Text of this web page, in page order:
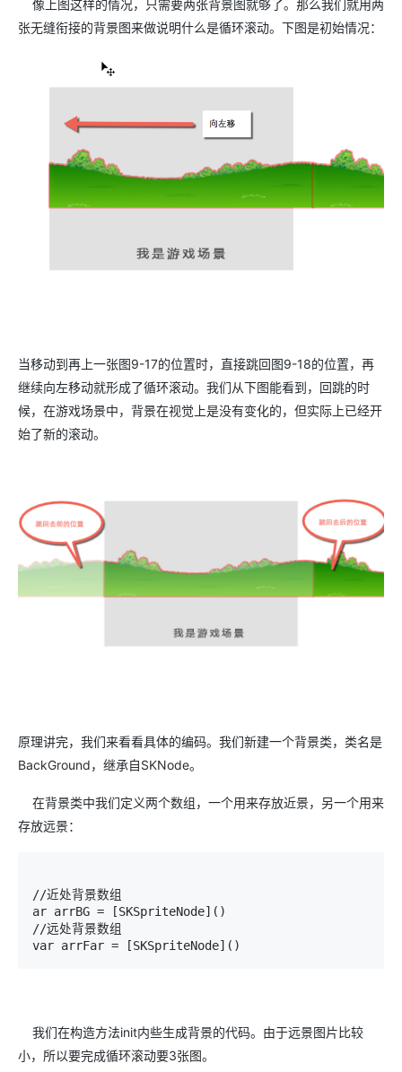
像上图这样的情况，只需要两张背景图就够了。那么我们就用两
张无缝衔接的背景图来做说明什么是循环滚动。下图是初始情况：
当移动到再上一张图9-17的位置时，直接跳回图9-18的位置，再
继续向左移动就形成了循环滚动。我们从下图能看到，回跳的时
候，在游戏场景中，背景在视觉上是没有变化的，但实际上已经开
始了新的滚动。
原理讲完，我们来看看具体的编码。我们新建一个背景类，类名是
BackGround，继承自SKNode。
在背景类中我们定义两个数组，一个用来存放近景，另一个用来
存放远景：
//近处背景数组
ar arrBG = [SKSpriteNode]()
//远处背景数组
我们在构造方法init内些生成背景的代码。由于远景图片比较
小，所以要完成循环滚动要3张图。